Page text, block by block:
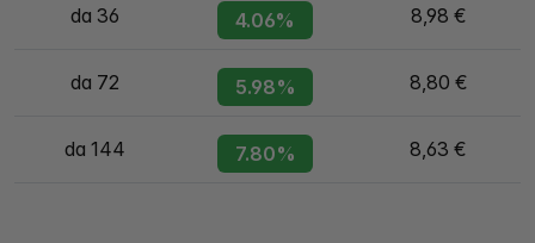
da 36 4.06% 8,98 €
da 72 5.98% 8,80 €
da 144 7.80% 8,63 €